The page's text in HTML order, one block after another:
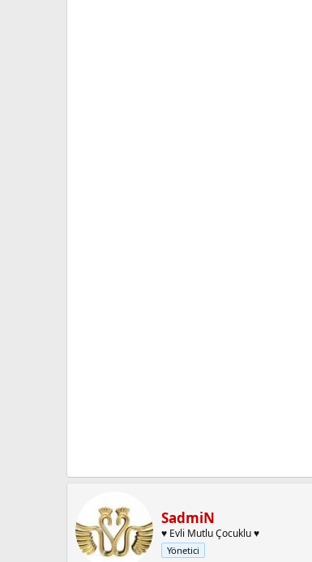
SadmiN
♥ Evli Mutlu Çocuklu ♥
Yönetici